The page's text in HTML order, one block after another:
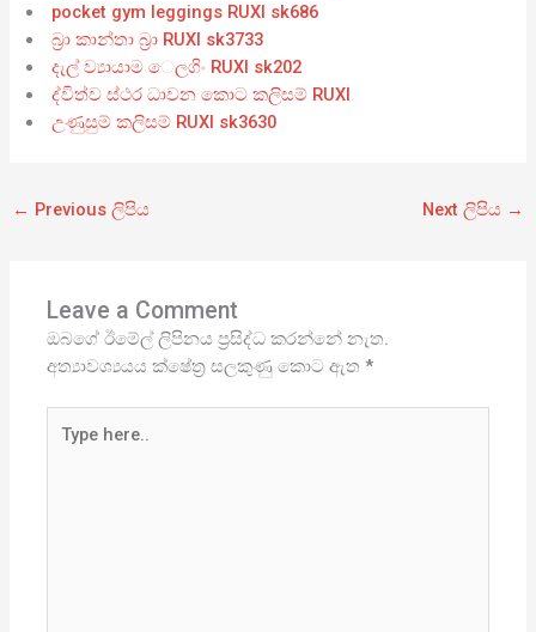
pocket gym leggings RUXI sk686
බ්‍රා කාන්තා බ්‍රා RUXI sk3733
දැල් ව්‍යායාම ෙලගිං RUXI sk202
ද්විත්ව ස්ථර ධාවන කොට කලිසම් RUXI
උණුසුම් කලිසම් RUXI sk3630
← Previous ලිපිය Next ලිපිය →
Leave a Comment
ඔබගේ ඊමේල් ලිපිනය ප්‍රසිද්ධ කරන්නේ නැත.
අත්‍යාවශ්‍යයය ක්ෂේත්‍ර සලකුණු කොට ඇත*
here..